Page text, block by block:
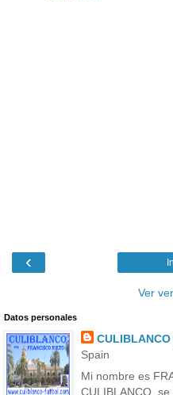
‹
Ver
Datos personales
Spain
Mi nombre es
CULIBLANCO,